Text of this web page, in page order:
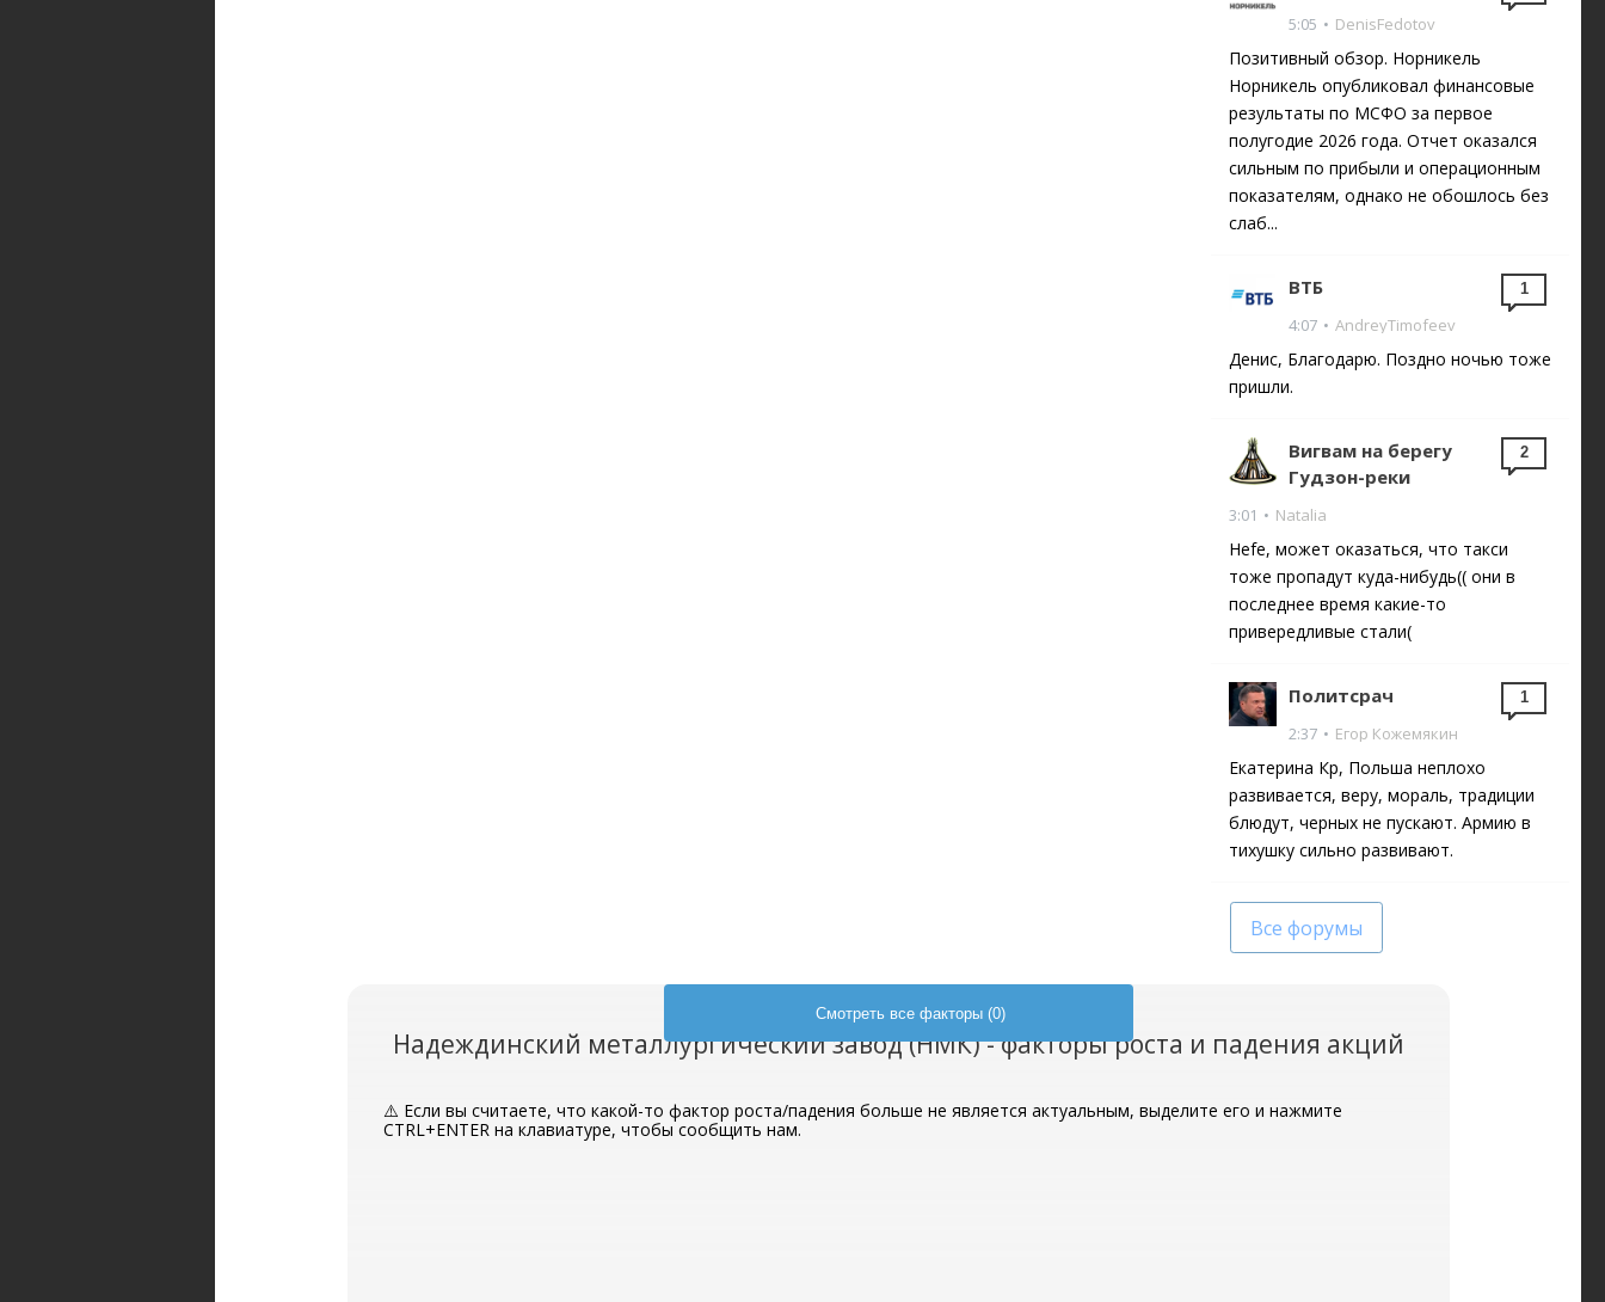
5:05 • DenisFedotov
Позитивный обзор. Норникель
Норникель опубликовал финансовые
результаты по МСФО за первое
полугодие 2026 года. Отчет оказался
сильным по прибыли и операционным
показателям, однако не обошлось без
слаб...
ВТБ
4:07 • AndreyTimofeev
Денис, Благодарю. Поздно ночью тоже
пришли.
1
Вигвам на берегу
Гудзон-реки
3:01 • Natalia
Hefe, может оказаться, что такси
тоже пропадут куда-нибудь(( они в
последнее время какие-то
привередливые стали(
2
Политсрач
2:37 • Егор Кожемякин
Екатерина Кр, Польша неплохо
развивается, веру, мораль, традиции
блюдут, черных не пускают. Армию в
тихушку сильно развивают.
1
Все форумы
Надеждинский металлургический завод (НМК) - факторы роста и падения акций
Смотреть все факторы (0)
⚠️ Если вы считаете, что какой-то фактор роста/падения больше не является актуальным, выделите его и нажмите
CTRL+ENTER на клавиатуре, чтобы сообщить нам.